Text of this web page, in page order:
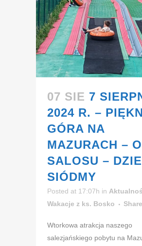
07 SIE 7
2024 R. –
GÓRA NA
MAZURACH –
SALOSU –
SIÓDMY
Posted at 17:07h in
Wakacje z ks. Bosko
Share
Wtorkowa atrakcja naszego
salezjańskiego pobytu na